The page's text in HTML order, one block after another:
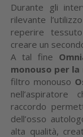
Durante gli
rilevante
reperire
creare un
A tal fine
monouso per
filtro monouso
raccordo
dell’osso
alta qualità,